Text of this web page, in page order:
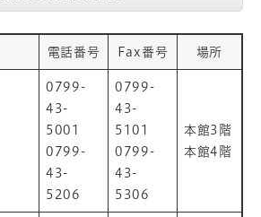
電話番号 Fax番号 場所
0799-
43-
5001
0799-
43-
5206
0799-
43-
5101
0799-
43-
5306
本館3階
本館4階